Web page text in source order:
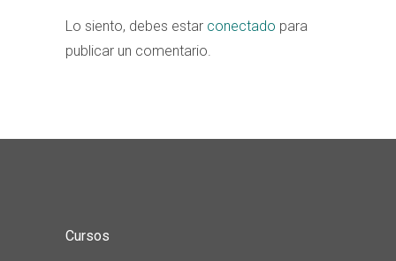
Lo siento, debes estar conectado para
publicar un comentario.
Cursos